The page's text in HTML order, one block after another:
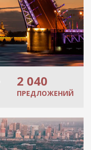
2 040
ПРЕДЛОЖЕНИЙ